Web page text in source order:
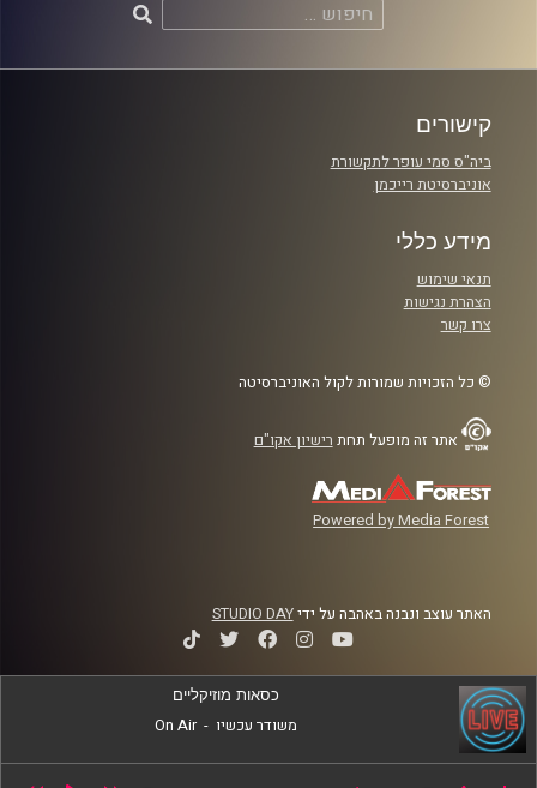
חיפוש:
קישורים
ביה"ס סמי עופר לתקשורת
אוניברסיטת רייכמן
מידע כללי
תנאי שימוש
הצהרת נגישות
צרו קשר
© כל הזכויות שמורות לקול האוניברסיטה
אתר זה מופעל תחת רישיון אקו"ם
Powered by Media Forest
האתר עוצב ונבנה באהבה על ידיSTUDIO DAY
כסאות מוזיקליים
משודר עכשיו -
On Air